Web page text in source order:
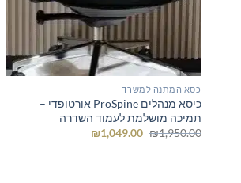
כסא המתנה למשרד
כיסא מנהלים ProSpine אורטופדי –
תמיכה מושלמת לעמוד השדרה
₪1,950.00
המחיר
₪1,049.00
המחיר